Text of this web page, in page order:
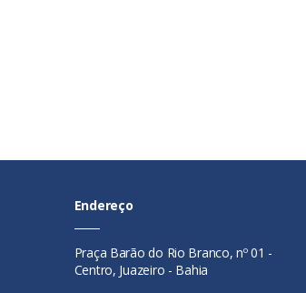
Endereço
Praça Barão do Rio Branco, nº 01 -
Centro, Juazeiro - Bahia